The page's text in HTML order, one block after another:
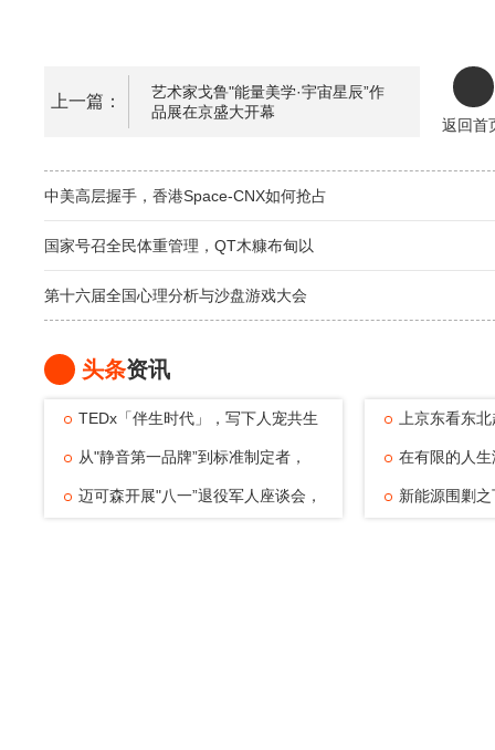
上一篇：
艺术家戈鲁"能量美学·宇宙星辰”作
品展在京盛大开幕
返回首
中美高层握手，香港Space-CNX如何抢占
国家号召全民体重管理，QT木糠布甸以
第十六届全国心理分析与沙盘游戏大会
头条资讯
TEDx「伴生时代」，写下人宠共生
的温暖注脚
从"静音第一品牌”到标准制定者，
TATA木门四
迈可森开展"八一”退役军人座谈会，
上京东看东
动，观赛
在有限的人
可能——浅
新能源围剿